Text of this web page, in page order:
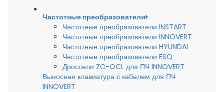
Частотные преобразователи
Частотные преобразователи INSTART
Частотные преобразователи INNOVERT
Частотные преобразователи HYUNDAI
Частотные преобразователи ESQ
Дроссели ZC-OCL для ПЧ INNOVERT
Выносная клавиатура с кабелем для ПЧ
INNOVERT